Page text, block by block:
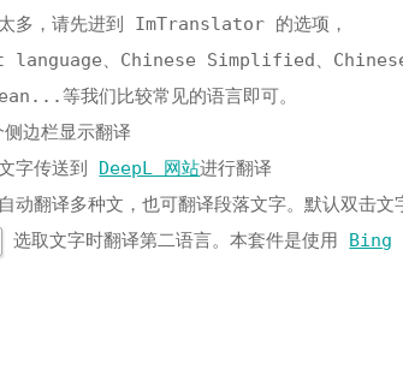
多，请先进到 ImTranslator 的选项，
language、Chinese Simplified、
等我们比较常见的语言即可。
边栏显示翻译
字传送到 DeepL 网站进行翻译
动翻译多种文，也可翻译段落文字。默认双击文
选取文字时翻译第二语言。本套件是使用 Bing